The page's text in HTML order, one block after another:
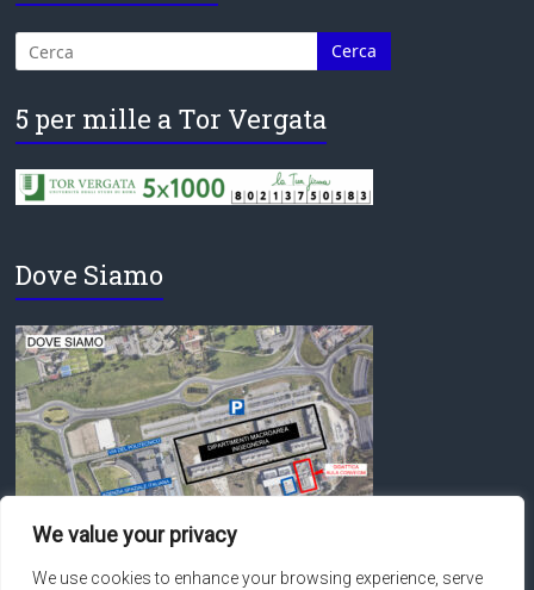
We value your privacy
We use cookies to enhance your browsing experience, serve
5 per mille a Tor Vergata
Dove Siamo